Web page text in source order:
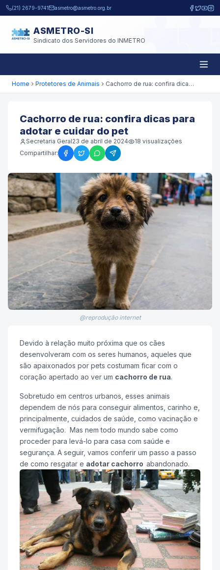
Pular para o conteúdo principal
(21) 2679-9741 asmetro@asmetro.org.br
ASMETRO-SI
Sindicato dos Servidores do INMETRO
Home Protetores de Animais Cachorro de rua: confira dicas para adotar e cuidar do pet
Cachorro de rua: confira dicas para
adotar e cuidar do pet
Secretaria Geral23 de abril de 2024 18 visualizações
Compartilhar:
@reprodução internet
Devido à relação muito próxima que os cães
desenvolveram com os seres humanos, aqueles que
são apaixonados por pets costumam ficar com o
coração apertado ao ver um cachorro de rua.
Sobretudo em centros urbanos, esses animais
dependem de nós para conseguir alimentos, carinho e,
principalmente, cuidados de saúde, como vacinação e
vermifugação. Mas nem todo mundo sabe como
proceder para levá-lo para casa com saúde e
segurança. A seguir, vamos conferir um passo a passo
de como resgatar e adotar cachorro abandonado.